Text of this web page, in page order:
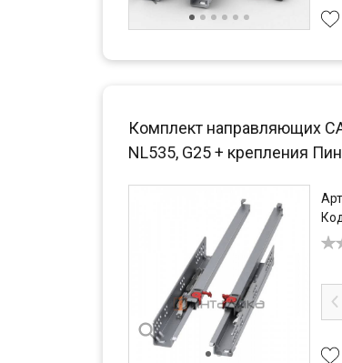
Комплект направляющих
NL535, G25 + крепления